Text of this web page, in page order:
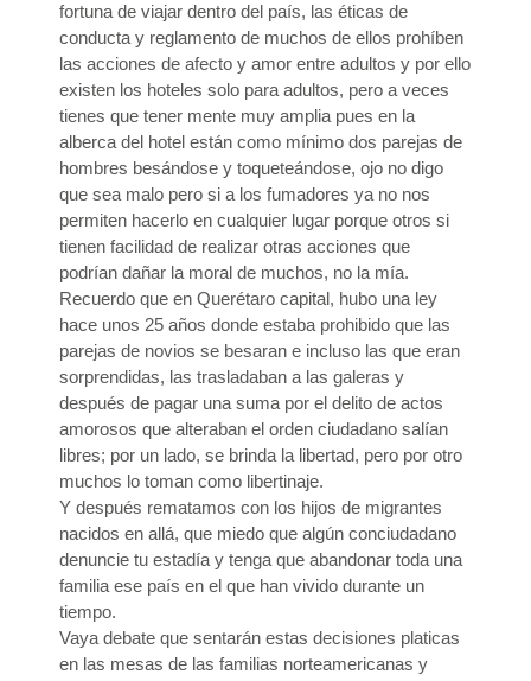
fortuna de viajar dentro del país, las éticas de
conducta y reglamento de muchos de ellos prohíben
las acciones de afecto y amor entre adultos y por ello
existen los hoteles solo para adultos, pero a veces
tienes que tener mente muy amplia pues en la
alberca del hotel están como mínimo dos parejas de
hombres besándose y toqueteándose, ojo no digo
que sea malo pero si a los fumadores ya no nos
permiten hacerlo en cualquier lugar porque otros si
tienen facilidad de realizar otras acciones que
podrían dañar la moral de muchos, no la mía.
Recuerdo que en Querétaro capital, hubo una ley
hace unos 25 años donde estaba prohibido que las
parejas de novios se besaran e incluso las que eran
sorprendidas, las trasladaban a las galeras y
después de pagar una suma por el delito de actos
amorosos que alteraban el orden ciudadano salían
libres; por un lado, se brinda la libertad, pero por otro
muchos lo toman como libertinaje.
Y después rematamos con los hijos de migrantes
nacidos en allá, que miedo que algún conciudadano
denuncie tu estadía y tenga que abandonar toda una
familia ese país en el que han vivido durante un
tiempo.
Vaya debate que sentarán estas decisiones platicas
en las mesas de las familias norteamericanas y